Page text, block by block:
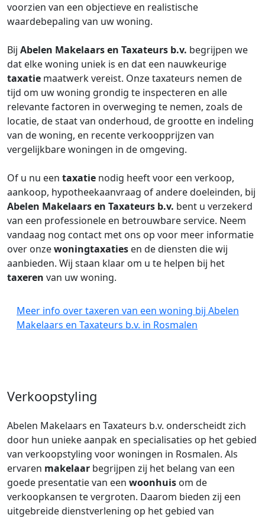
voorzien van een objectieve en realistische
waardebepaling van uw woning.
Bij Abelen Makelaars en Taxateurs b.v. begrijpen we
dat elke woning uniek is en dat een nauwkeurige
taxatie maatwerk vereist. Onze taxateurs nemen de
tijd om uw woning grondig te inspecteren en alle
relevante factoren in overweging te nemen, zoals de
locatie, de staat van onderhoud, de grootte en indeling
van de woning, en recente verkoopprijzen van
vergelijkbare woningen in de omgeving.
Of u nu een taxatie nodig heeft voor een verkoop,
aankoop, hypotheekaanvraag of andere doeleinden, bij
Abelen Makelaars en Taxateurs b.v. bent u verzekerd
van een professionele en betrouwbare service. Neem
vandaag nog contact met ons op voor meer informatie
over onzewoningtaxaties en de diensten die wij
aanbieden. Wij staan klaar om u te helpen bij het
taxeren van uw woning.
Meer info over taxeren van een woning bij Abelen
Makelaars en Taxateurs b.v. in Rosmalen
Verkoopstyling
Abelen Makelaars en Taxateurs b.v. onderscheidt zich
door hun unieke aanpak en specialisaties op het gebied
van verkoopstyling voor woningen in Rosmalen. Als
ervaren makelaar begrijpen zij het belang van een
goede presentatie van een woonhuis om de
verkoopkansen te vergroten. Daarom bieden zij een
uitgebreide dienstverlening op het gebied van